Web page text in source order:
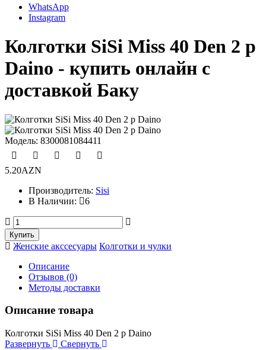
WhatsApp
Instagram
Колготки SiSi Miss 40 Den 2 р
Daino - купить онлайн с
доставкой Баку
Модель: 8300081084411
5.20AZN
Производитель: Sisi
В Наличии:
6
Женские акссесуары Колготки и чулки
Описание
Отзывов (0)
Методы доставки
Описание товара
Колготки SiSi Miss 40 Den 2 р Daino
Развернуть
Свернуть